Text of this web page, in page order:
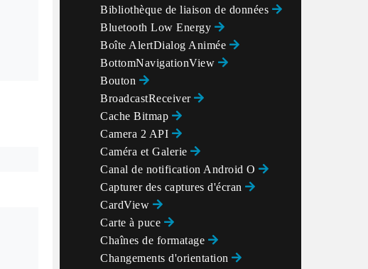
Bibliothèque de liaison de données
Bluetooth Low Energy
Boîte AlertDialog Animée
BottomNavigationView
Bouton
BroadcastReceiver
Cache Bitmap
Camera 2 API
Caméra et Galerie
Canal de notification Android O
Capturer des captures d'écran
CardView
Carte à puce
Chaînes de formatage
Changements d'orientation